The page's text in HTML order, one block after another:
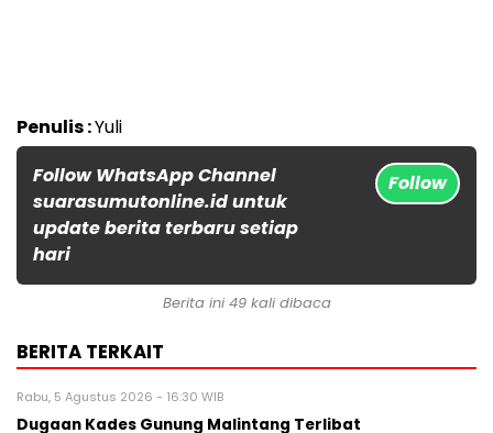
Penulis :Yuli
Follow WhatsApp Channel
suarasumutonline.id untuk
update berita terbaru setiap
hari
Follow
Berita ini 49 kali dibaca
BERITA TERKAIT
Rabu, 5 Agustus 2026 - 16:30 WIB
Dugaan Kades Gunung Malintang Terlibat